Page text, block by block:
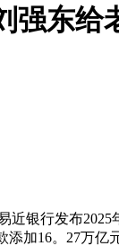
强东给
银行发布2025
添加16。27万